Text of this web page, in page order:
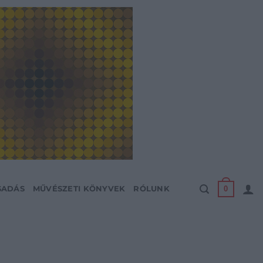
MŰVÉSZETI KÖNYVEK RÓLUNK 0